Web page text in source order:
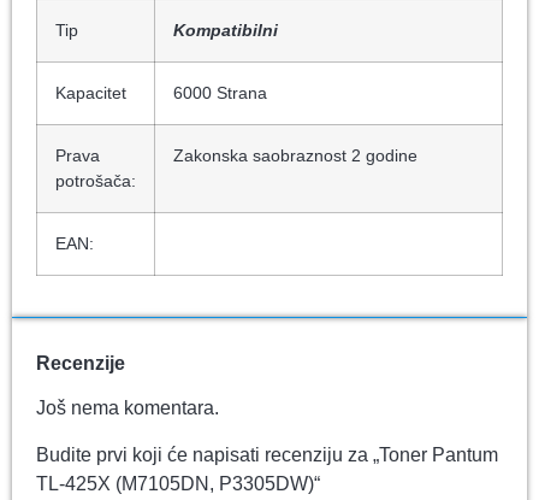
Tip Kompatibilni
Kapacitet 6000 Strana
Prava
potrošača:
Zakonska saobraznost 2 godine
EAN:
Recenzije
Još nema komentara.
Budite prvi koji će napisati recenziju za „Toner Pantum
TL-425X (M7105DN, P3305DW)“